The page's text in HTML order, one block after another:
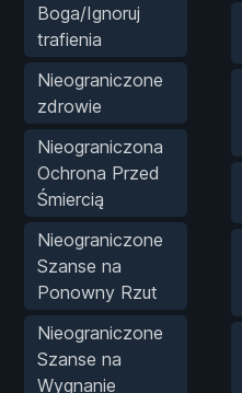
Boga/Ignoruj
trafienia
Nieograniczone
zdrowie
Nieograniczona
Ochrona Przed
Śmiercią
Nieograniczone
Szanse na
Ponowny Rzut
Nieograniczone
Szanse na
Wygnanie